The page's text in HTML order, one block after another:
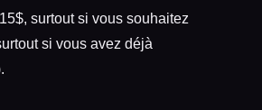
surtout si vous souhaitez
si vous avez déjà